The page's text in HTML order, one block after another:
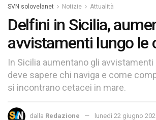
SVN solovelanet Notizie Attualità
Delfini in Sicilia,
avvistamenti lungo le
In Sicilia aumentano gli
deve sapere chi naviga e come
si incontrano cetacei in mare.
dalla Redazione
lunedì 22 giugno